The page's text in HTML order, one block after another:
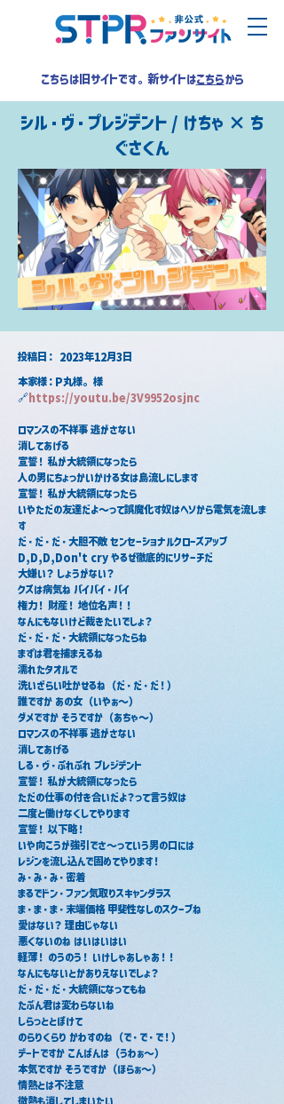
こちらは旧サイトです。新サイトはこちらから
シル・ヴ・プレジデント / けちゃ × ち
ぐさくん
2023年12月3日
​投稿日：
本家様：P丸様。 様
🔗https://youtu.be/3V9952osjnc
ロマンスの不祥事 逃がさない
消してあげる
宣誓！ 私が大統領になったら
人の男にちょっかいかける女は島流しにします
宣誓！ 私が大統領になったら
いやただの友達だよ～って誤魔化す奴はヘソから電気を流しま
す
だ・だ・だ・大胆不敵 センセーショナルクローズアップ
D,D,D,Don't cry やるぜ徹底的にリサーチだ
大嫌い？ しょうがない？
クズは病気ね バイバイ・バイ
権力！ 財産！ 地位名声！！
なんにもないけど裁きたいでしょ？
だ・だ・だ・大統領になったらね
まずは君を捕まえるね
濡れたタオルで
洗いざらい吐かせるね（だ・だ・だ！）
誰ですか あの女（いやぁ～）
ダメですか そうですか（あちゃ～）
ロマンスの不祥事 逃がさない
消してあげる
しる・ヴ・ぷれぷれ プレジデント
宣誓！ 私が大統領になったら
ただの仕事の付き合いだよ？って言う奴は
二度と働けなくしてやります
宣誓！ 以下略！
いや向こうが強引でさ～っていう男の口には
レジンを流し込んで固めてやります！
み・み・み・密着
まるでドン・ファン気取りスキャンダラス
ま・ま・ま・末端価格 甲斐性なしのスクープね
愛はない？ 理由じゃない
悪くないのね はいはいはい
軽薄！ のうのう！ いけしゃあしゃあ！！
なんにもないとかありえないでしょ？
だ・だ・だ・大統領になってもね
たぶん君は変わらないね
しらっととぼけて
のらりくらり かわすのね（で・で・で！）
デートですか こんばんは（うわぁ～）
本気ですか そうですか（ほらぁ～）
情熱とは不注意
微熱も消してしまいたい